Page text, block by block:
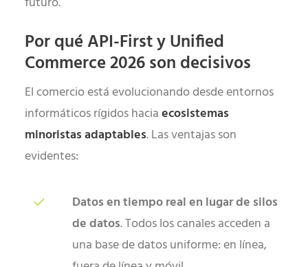
Por qué API-First y Unified
Commerce 2026 son decisivos
El comercio está evolucionando desde entornos
informáticos rígidos haciaecosistemas
minoristas adaptables. Las ventajas son
evidentes:
Datos en tiempo real en lugar de silos
de datos. Todos los canales acceden a
una base de datos uniforme: en línea,